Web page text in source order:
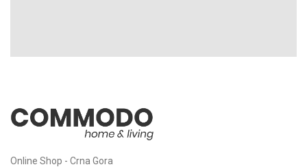
Online Shop - Crna Gora